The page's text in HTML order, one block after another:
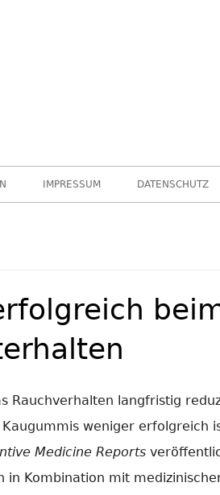
IMPRESSUM DATENSCHUTZ
Rauchverhalten langfristig
weniger erfolgreich
Medicine Reports
in Kombination mit